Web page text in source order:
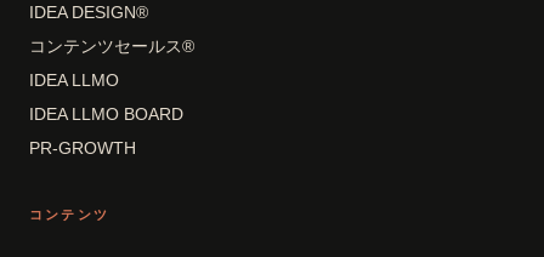
IDEA DESIGN®
コンテンツセールス®
IDEA LLMO
IDEA LLMO BOARD
PR-GROWTH
コンテンツ